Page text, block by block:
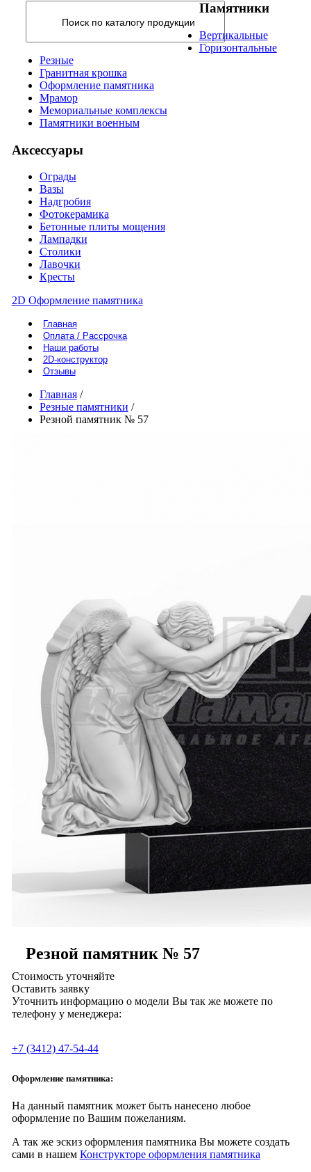
Памятники
Вертикальные
Горизонтальные
Резные
Гранитная крошка
Оформление памятника
Мрамор
Мемориальные комплексы
Памятники военным
Аксессуары
Ограды
Вазы
Надгробия
Фотокерамика
Бетонные плиты мощения
Лампадки
Столики
Лавочки
Кресты
2D Оформление памятника
Главная
Оплата / Рассрочка
Наши работы
2D-конструктор
Отзывы
Главная /
Резные памятники /
Резной памятник № 57
Резной памятник № 57
Стоимость уточняйте
Оставить заявку
Уточнить информацию о модели Вы так же можете по
телефону у менеджера:
+7 (3412) 47-54-44
Оформление памятника:
На данный памятник может быть нанесено любое
оформление по Вашим пожеланиям.
А так же эскиз оформления памятника Вы можете создать
сами в нашем Конструкторе оформления памятника